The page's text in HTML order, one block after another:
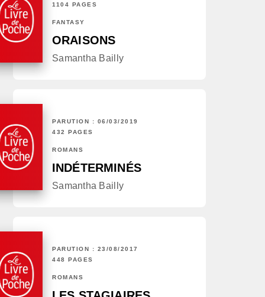
1104 PAGES
FANTASY
ORAISONS
Samantha Bailly
PARUTION : 06/03/2019
432 PAGES
ROMANS
INDÉTERMINÉS
Samantha Bailly
PARUTION : 23/08/2017
448 PAGES
ROMANS